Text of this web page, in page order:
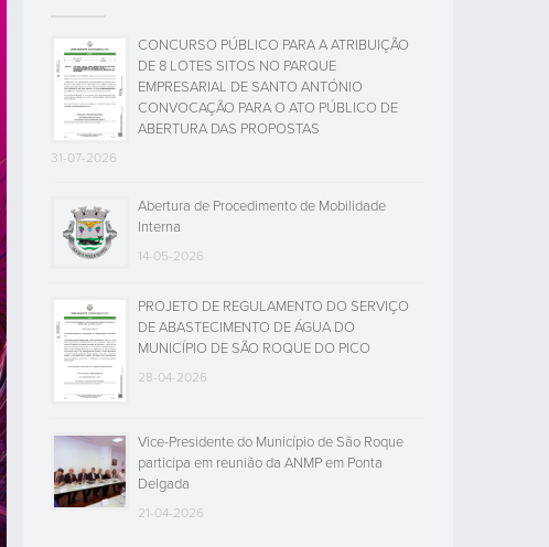
CONCURSO PÚBLICO PARA A ATRIBUIÇÃO
DE 8 LOTES SITOS NO PARQUE
EMPRESARIAL DE SANTO ANTÓNIO
CONVOCAÇÃO PARA O ATO PÚBLICO DE
ABERTURA DAS PROPOSTAS
31-07-2026
Abertura de Procedimento de Mobilidade
Interna
14-05-2026
PROJETO DE REGULAMENTO DO SERVIÇO
DE ABASTECIMENTO DE ÁGUA DO
MUNICÍPIO DE SÃO ROQUE DO PICO
28-04-2026
Vice-Presidente do Município de São Roque
participa em reunião da ANMP em Ponta
Delgada
21-04-2026